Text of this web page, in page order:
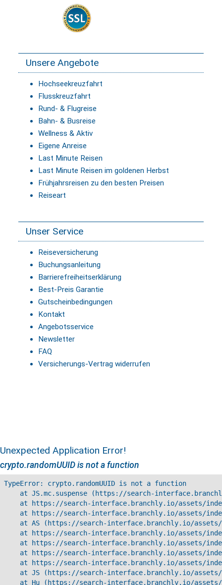
Unsere Angebote
Hochseekreuzfahrt
Flusskreuzfahrt
Rund- & Flugreise
Bahn- & Busreise
Wellness & Aktiv
Eigene Anreise
Last Minute Reisen
Last Minute Reisen im goldenen Herbst
Frühjahrsreisen zu den besten Preisen
Reiseart
Unser Service
Reiseversicherung
Buchungsanleitung
Barrierefreiheitserklärung
Best-Preis Garantie
Gutscheinbedingungen
Kontakt
Angebotsservice
Newsletter
FAQ
Versicherungs-Vertrag widerrufen
Unexpected Application Error!
crypto.randomUUID is not a function
TypeError: crypto.randomUUID is not a function
at JS.mc.suspense (https://search-
at https://search-interface.branchly.io/assets/
at https://search-interface.branchly.io/assets/
at AS (https://search-interface.branchly.io/
at https://search-interface.branchly.io/assets/
at https://search-interface.branchly.io/assets/
at https://search-interface.branchly.io/assets/
at https://search-interface.branchly.io/assets/
at JS (https://search-interface.branchly.io/
at Hu (https://search-interface.branchly.io/